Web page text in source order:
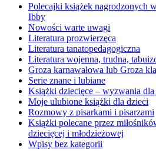
Polecajki książek nagrodzonych
Ibby
Nowości warte uwagi
Literatura prozwierzęca
Literatura tanatopedagogiczna
Literatura wojenna, trudna,
Groza karnawałowa lub Groza
Serie znane i lubiane
Książki dziecięce – wyzwania dla
Moje ulubione książki dla dzieci
Rozmowy z pisarkami i pisarzami
Książki polecane przez
dziecięcej i młodzieżowej
Wpisy bez kategorii